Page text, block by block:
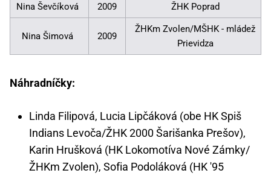
Nina Ševčíková 2009 ŽHK Poprad
Nina Šimová 2009
ŽHKm Zvolen/MŠHK - mládež
Prievidza
Náhradníčky:
Linda Filipová, Lucia Lipčáková (obe HK Spiš
Indians Levoča/ŽHK 2000 Šarišanka Prešov),
Karin Hrušková (HK Lokomotíva Nové Zámky/
ŽHKm Zvolen), Sofia Podoláková (HK '95